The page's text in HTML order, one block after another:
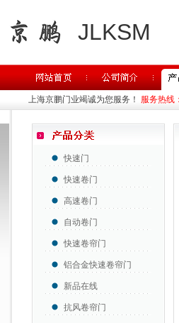
JLKSM
上海京鹏门业竭诚为您服务！ 服务热
快速门
快速卷门
高速卷门
自动卷门
快速卷帘门
铝合金快速卷帘门
新品在线
抗风卷帘门